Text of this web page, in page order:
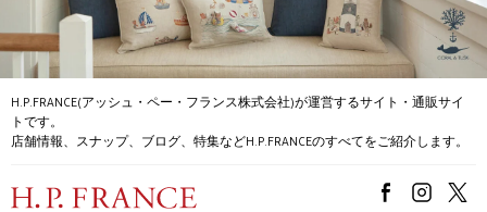
H.P.FRANCE(アッシュ・ペー・フランス株式会社)が運営するサイト・通販サイ
トです。
店舗情報、スナップ、ブログ、特集などH.P.FRANCEのすべてをご紹介します。